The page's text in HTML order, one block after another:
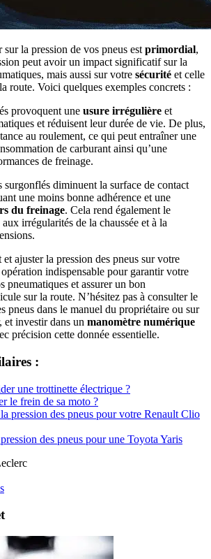
la pression de vos pneus est primordial,
peut avoir un impact significatif sur la
mais aussi sur votre sécurité et celle
route. Voici quelques exemples concrets :
provoquent une usure irrégulière et
et réduisent leur durée de vie. De plus,
au roulement, ce qui peut entraîner une
de carburant ainsi qu’une
de freinage.
surgonflés diminuent la surface de contact
une moins bonne adhérence et une
du freinage. Cela rend également le
irrégularités de la chaussée et à la
ajuster la pression des pneus sur votre
indispensable pour garantir votre
pneumatiques et assurer un bon
sur la route. N’hésitez pas à consulter le
pneus dans le manuel du propriétaire ou sur
et investir dans un manomètre numérique
précision cette donnée essentielle.
:
une trottinette électrique ?
le frein de sa moto ?
pression des pneus pour votre Renault Clio
des pneus pour une Toyota Yaris